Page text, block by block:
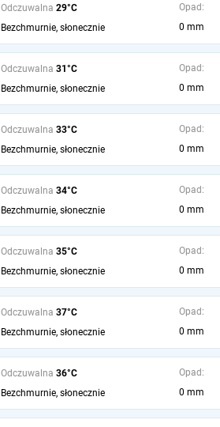
Odczuwalna 29°C
Bezchmurnie, słonecznie
Opad:
0 mm
Odczuwalna 31°C
Bezchmurnie, słonecznie
Opad:
0 mm
Odczuwalna 33°C
Bezchmurnie, słonecznie
Opad:
0 mm
Odczuwalna 34°C
Bezchmurnie, słonecznie
Opad:
0 mm
Odczuwalna 35°C
Bezchmurnie, słonecznie
Opad:
0 mm
Odczuwalna 37°C
Bezchmurnie, słonecznie
Opad:
0 mm
Odczuwalna 36°C
Bezchmurnie, słonecznie
Opad:
0 mm